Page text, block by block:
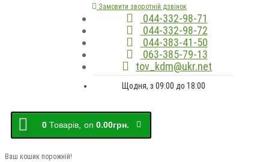
Замовити зворотній дзвінок
044-332-98-71
044-332-98-72
044-383-41-50
063-385-79-13
tov_kdm@ukr.net
Щодня, з 09:00 до 18:00
0 Товарів, on 0.00грн.
Ваш кошик порожній!